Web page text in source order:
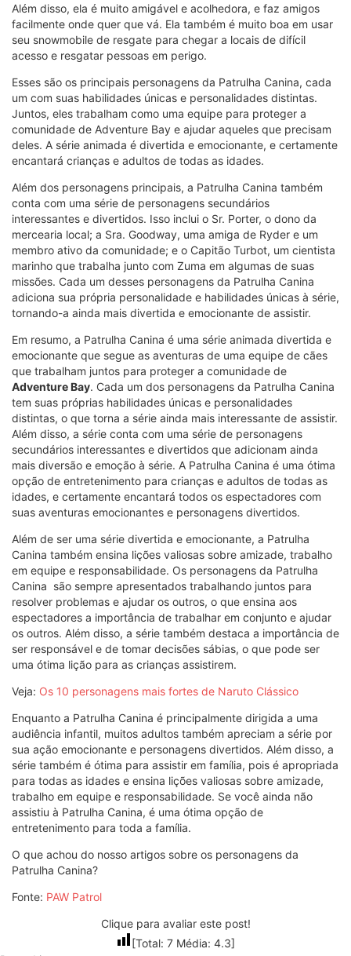
Além disso, ela é muito amigável e acolhedora, e faz amigos
facilmente onde quer que vá. Ela também é muito boa em usar
seu snowmobile de resgate para chegar a locais de difícil
acesso e resgatar pessoas em perigo.
Esses são os principais personagens da Patrulha Canina, cada
um com suas habilidades únicas e personalidades distintas.
Juntos, eles trabalham como uma equipe para proteger a
comunidade de Adventure Bay e ajudar aqueles que precisam
deles. A série animada é divertida e emocionante, e certamente
encantará crianças e adultos de todas as idades.
Além dos personagens principais, a Patrulha Canina também
conta com uma série de personagens secundários
interessantes e divertidos. Isso inclui o Sr. Porter, o dono da
mercearia local; a Sra. Goodway, uma amiga de Ryder e um
membro ativo da comunidade; e o Capitão Turbot, um cientista
marinho que trabalha junto com Zuma em algumas de suas
missões. Cada um desses personagens da Patrulha Canina
adiciona sua própria personalidade e habilidades únicas à série,
tornando-a ainda mais divertida e emocionante de assistir.
Em resumo, a Patrulha Canina é uma série animada divertida e
emocionante que segue as aventuras de uma equipe de cães
que trabalham juntos para proteger a comunidade de
Adventure Bay. Cada um dos personagens da Patrulha Canina
tem suas próprias habilidades únicas e personalidades
distintas, o que torna a série ainda mais interessante de assistir.
Além disso, a série conta com uma série de personagens
secundários interessantes e divertidos que adicionam ainda
mais diversão e emoção à série. A Patrulha Canina é uma ótima
opção de entretenimento para crianças e adultos de todas as
idades, e certamente encantará todos os espectadores com
suas aventuras emocionantes e personagens divertidos.
Além de ser uma série divertida e emocionante, a Patrulha
Canina também ensina lições valiosas sobre amizade, trabalho
em equipe e responsabilidade. Os personagens da Patrulha
Canina são sempre apresentados trabalhando juntos para
resolver problemas e ajudar os outros, o que ensina aos
espectadores a importância de trabalhar em conjunto e ajudar
os outros. Além disso, a série também destaca a importância de
ser responsável e de tomar decisões sábias, o que pode ser
uma ótima lição para as crianças assistirem.
Veja: Os 10 personagens mais fortes de Naruto Clássico
Enquanto a Patrulha Canina é principalmente dirigida a uma
audiência infantil, muitos adultos também apreciam a série por
sua ação emocionante e personagens divertidos. Além disso, a
série também é ótima para assistir em família, pois é apropriada
para todas as idades e ensina lições valiosas sobre amizade,
trabalho em equipe e responsabilidade. Se você ainda não
assistiu à Patrulha Canina, é uma ótima opção de
entretenimento para toda a família.
O que achou do nosso artigos sobre os personagens da
Patrulha Canina?
Fonte: PAW Patrol
Clique para avaliar este post!
[Total: 7 Média: 4.3]